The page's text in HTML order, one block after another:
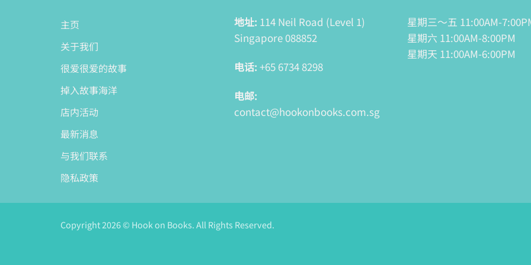
主页
关于我们
很爱很爱的故事
掉入故事海洋
店内活动
最新消息
与我们联系
隐私政策
地址: 114 Neil Road (Level 1)
Singapore 088852
电话: +65 6734 8298
电邮:
contact@hookonbooks.com.sg
星期三～五 11:00AM-
星期六 11:00AM-8:00PM
星期天 11:00AM-6:00PM
Copyright 2026 © Hook on Books. All Rights Reserved.